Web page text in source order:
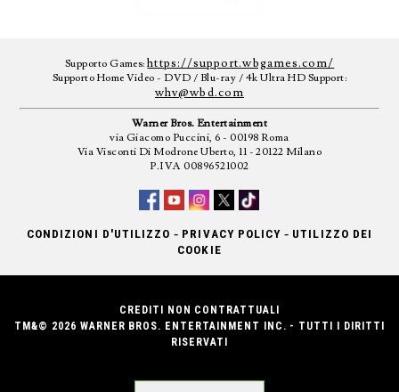
Supporto Games:https://support.wbgames.com/
Supporto Home Video - DVD / Blu-ray / 4k Ultra HD Support:
whv@wbd.com
Warner Bros. Entertainment
via Giacomo Puccini, 6 - 00198 Roma
Via Visconti Di Modrone Uberto, 11 - 20122 Milano
P.IVA 00896521002
CONDIZIONI D'UTILIZZO - PRIVACY POLICY - UTILIZZO DEI
COOKIE
CREDITI NON CONTRATTUALI
TM&© 2026 WARNER BROS. ENTERTAINMENT INC. - TUTTI I DIRITTI
RISERVATI